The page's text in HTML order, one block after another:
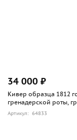
34 000 ₽
Кивер образца 1812
гренадерской роты,
Артикул: 64833